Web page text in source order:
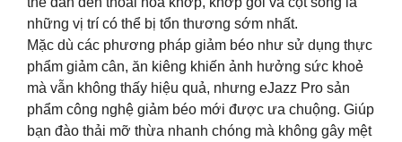
những vị trí có thể bị tổn thương sớm nhất.
Mặc dù các phương pháp giảm béo như sử dụng thực
phẩm giảm cân, ăn kiêng khiến ảnh hưởng sức khoẻ
mà vẫn không thấy hiệu quả, nhưng eJazz Pro sản
phẩm công nghệ giảm béo mới được ưa chuộng. Giúp
bạn đào thải mỡ thừa nhanh chóng mà không gây mệt